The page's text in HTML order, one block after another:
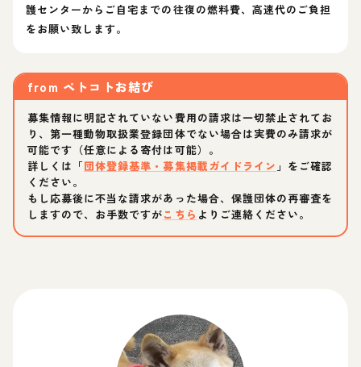
護センターからご自宅までの往復の燃料費、高速代のご負担
をお願い致します。
from ペトコトお結び
募集情報に明記されていない費用の請求は一切禁止されてお
り、第一種動物取扱業登録団体でない場合は実費のみ請求が
可能です（任意による寄付は可能）。
詳しくは「団体登録基準・募集掲載ガイドライン 」をご確認
ください。
もし応募後に不当な請求があった場合、保護団体の再審査を
しますので、お手数ですがこちら よりご連絡ください。